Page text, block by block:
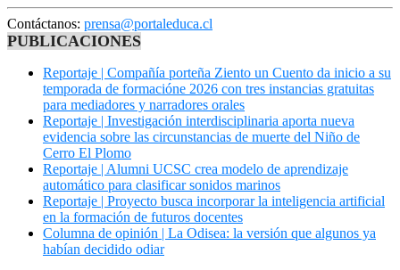
Contáctanos: prensa@portaleduca.cl
PUBLICACIONES
Reportaje | Compañía porteña Ziento un Cuento da inicio a su
temporada de formacióne 2026 con tres instancias gratuitas
para mediadores y narradores orales
Reportaje | Investigación interdisciplinaria aporta nueva
evidencia sobre las circunstancias de muerte del Niño de
Cerro El Plomo
Reportaje | Alumni UCSC crea modelo de aprendizaje
automático para clasificar sonidos marinos
Reportaje | Proyecto busca incorporar la inteligencia artificial
en la formación de futuros docentes
Columna de opinión | La Odisea: la versión que algunos ya
habían decidido odiar